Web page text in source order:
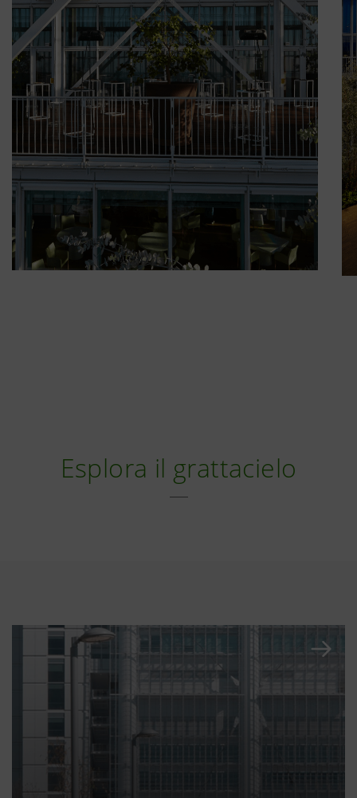
Esplora il grattacielo